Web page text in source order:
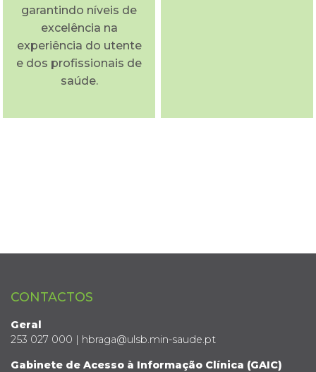
garantindo níveis de
excelência na
experiência do utente
e dos profissionais de
saúde.
CONTACTOS
Geral
253 027 000 | hbraga@ulsb.min-saude.pt
Gabinete de Acesso à Informação Clínica (GAIC)